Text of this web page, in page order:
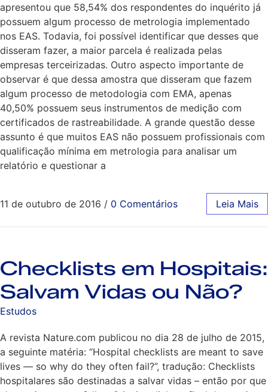
apresentou que 58,54% dos respondentes do inquérito já
possuem algum processo de metrologia implementado
nos EAS. Todavia, foi possível identificar que desses que
disseram fazer, a maior parcela é realizada pelas
empresas terceirizadas. Outro aspecto importante de
observar é que dessa amostra que disseram que fazem
algum processo de metodologia com EMA, apenas
40,50% possuem seus instrumentos de medição com
certificados de rastreabilidade. A grande questão desse
assunto é que muitos EAS não possuem profissionais com
qualificação mínima em metrologia para analisar um
relatório e questionar a
11 de outubro de 2016 / 0 Comentários Leia Mais
Checklists em Hospitais:
Salvam Vidas ou Não?
Estudos
A revista Nature.com publicou no dia 28 de julho de 2015,
a seguinte matéria: “Hospital checklists are meant to save
lives — so why do they often fail?”, tradução: Checklists
hospitalares são destinadas a salvar vidas – então por que